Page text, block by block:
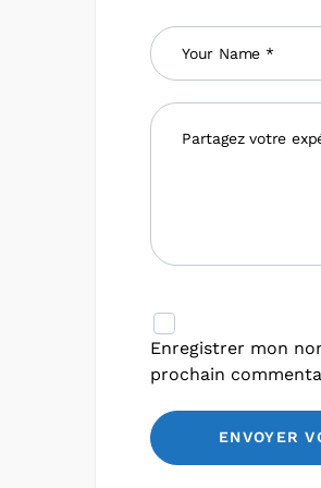
Enregistrer mon
prochain